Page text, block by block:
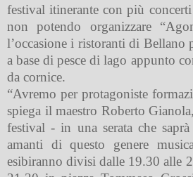
festival itinerante con più
non potendo organizzare
l’occasione i ristoranti di Bellano
a base di pesce di lago appunto
da cornice.
“Avremo per protagoniste
spiega il maestro Roberto
festival - in una serata che
amanti di questo genere
esibiranno divisi dalle 19.30 alle